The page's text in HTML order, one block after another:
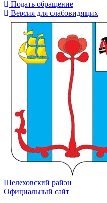
Подать обращение
Версия для слабовидящих
Шелеховский район
Официальный сайт